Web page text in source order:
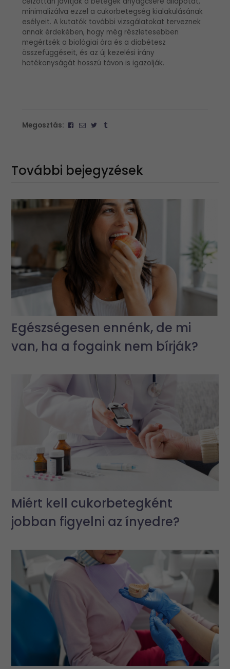
minimalizálva ezzel a cukorbetegség kialakulásának
esélyeit. A kutatók további vizsgálatokat terveznek
annak érdekében, hogy még részletesebben
megértsék a biológiai óra és a diabétesz
összefüggéseit, és az új kezelési irány
hatékonyságát hosszú távon is igazolják.
Megosztás:
További bejegyzések
Egészségesen ennénk, de mi
van, ha a fogaink nem bírják?
Miért kell cukorbetegként
jobban figyelni az ínyedre?